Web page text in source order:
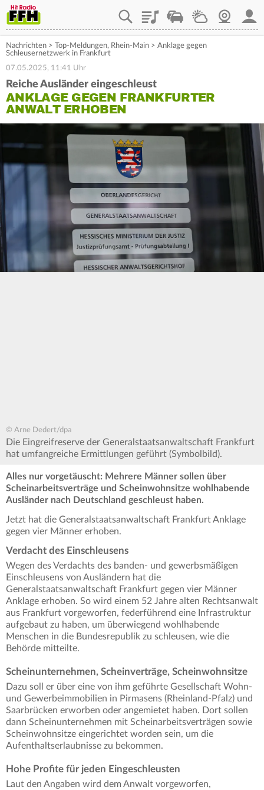
PlaylistStaupilotWetterWebcam
Nachrichten > Top-Meldungen, Rhein-Main > Anklage gegen
Schleusernetzwerk in Frankfurt
07.05.2025, 11:41 Uhr
Reiche Ausländer eingeschleust
ANKLAGE GEGEN FRANKFURTER
ANWALT ERHOBEN
© Arne Dedert/dpa
Die Eingreifreserve der Generalstaatsanwaltschaft Frankfurt
hat umfangreiche Ermittlungen geführt (Symbolbild).
Alles nur vorgetäuscht: Mehrere Männer sollen über
Scheinarbeitsverträge und Scheinwohnsitze wohlhabende
Ausländer nach Deutschland geschleust haben.
Jetzt hat die Generalstaatsanwaltschaft Frankfurt Anklage
gegen vier Männer erhoben.
Verdacht des Einschleusens
Wegen des Verdachts des banden- und gewerbsmäßigen
Einschleusens von Ausländern hat die
Generalstaatsanwaltschaft Frankfurt gegen vier Männer
Anklage erhoben. So wird einem 52 Jahre alten Rechtsanwalt
aus Frankfurt vorgeworfen, federführend eine Infrastruktur
aufgebaut zu haben, um überwiegend wohlhabende
Menschen in die Bundesrepublik zu schleusen, wie die
Behörde mitteilte.
Scheinunternehmen, Scheinverträge, Scheinwohnsitze
Dazu soll er über eine von ihm geführte Gesellschaft Wohn-
und Gewerbeimmobilien in Pirmasens (Rheinland-Pfalz) und
Saarbrücken erworben oder angemietet haben. Dort sollen
dann Scheinunternehmen mit Scheinarbeitsverträgen sowie
Scheinwohnsitze eingerichtet worden sein, um die
Aufenthaltserlaubnisse zu bekommen.
Hohe Profite für jeden Eingeschleusten
Laut den Angaben wird dem Anwalt vorgeworfen,